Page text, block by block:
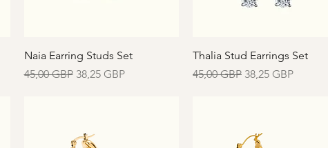
Vista rápida
Naia Earring Studs Set
Precio
45,00 GBP Precio de oferta
38,25 GBP
Vista rápida
Thalia Stud Earrings Set
Precio
45,00 GBP Precio de oferta
38,25 GBP